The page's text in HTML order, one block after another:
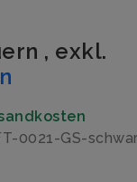
, exkl.
0021-GS-